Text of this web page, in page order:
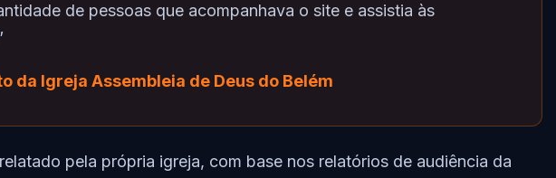
de pessoas que acompanhava o site e assistia às
da Igreja Assembleia de Deus do Belém
pela própria igreja, com base nos relatórios de audiência da